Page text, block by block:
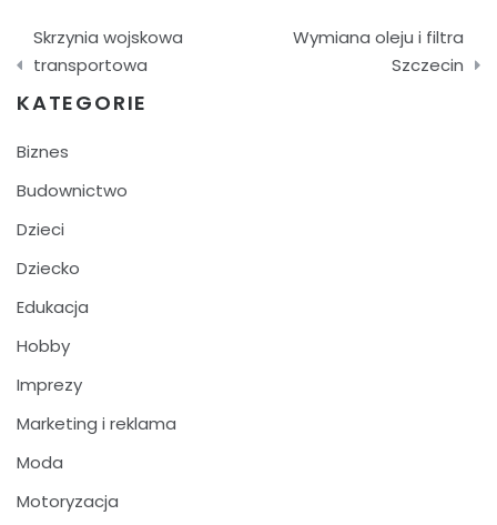
Nawigacja
wpisu
Skrzynia wojskowa
transportowa
Wymiana oleju i filtra
Szczecin
KATEGORIE
Biznes
Budownictwo
Dzieci
Dziecko
Edukacja
Hobby
Imprezy
Marketing i reklama
Moda
Motoryzacja